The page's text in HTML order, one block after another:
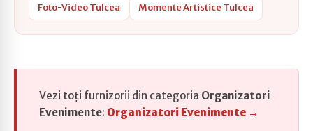
Foto-Video Tulcea Momente Artistice Tulcea
Vezi toți furnizorii din categoria Organizatori
Evenimente: Organizatori Evenimente →